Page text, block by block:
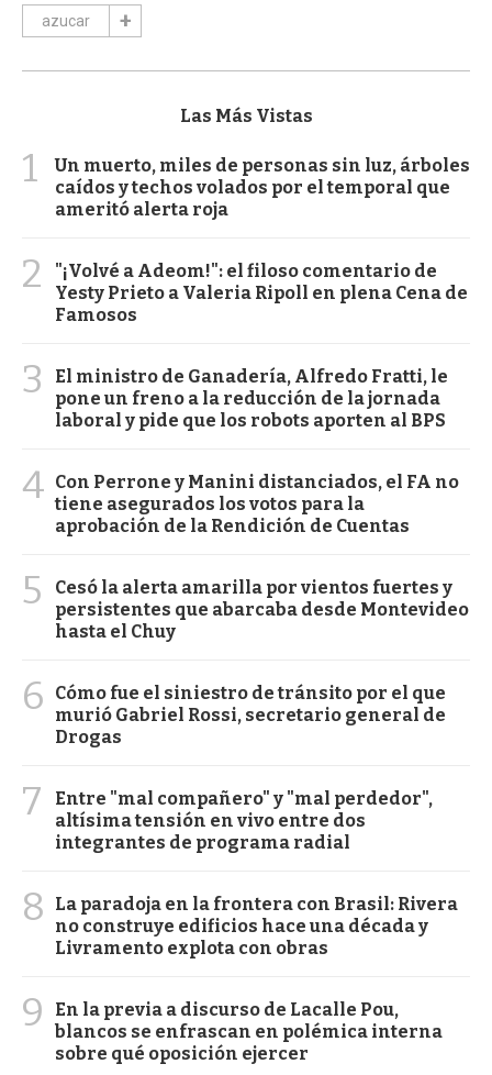
azucar
Las Más Vistas
1
Un muerto, miles de personas sin luz, árboles
caídos y techos volados por el temporal que
ameritó alerta roja
2
"¡Volvé a Adeom!": el filoso comentario de
Yesty Prieto a Valeria Ripoll en plena Cena de
Famosos
3
El ministro de Ganadería, Alfredo Fratti, le
pone un freno a la reducción de la jornada
laboral y pide que los robots aporten al BPS
4 Con Perrone y Manini distanciados, el FA no
tiene asegurados los votos para la
aprobación de la Rendición de Cuentas
5
Cesó la alerta amarilla por vientos fuertes y
persistentes que abarcaba desde Montevideo
hasta el Chuy
6
Cómo fue el siniestro de tránsito por el que
murió Gabriel Rossi, secretario general de
Drogas
7
Entre "mal compañero" y "mal perdedor",
altísima tensión en vivo entre dos
integrantes de programa radial
8
La paradoja en la frontera con Brasil: Rivera
no construye edificios hace una década y
Livramento explota con obras
9
En la previa a discurso de Lacalle Pou,
blancos se enfrascan en polémica interna
sobre qué oposición ejercer